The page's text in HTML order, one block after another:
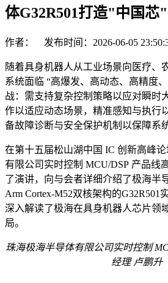
体G32R501打造"中国芯
作者： 发布时间：2026-06-05
随着具身机器人从工业场景向医疗、
系统面临 “高爆发、高动态、高精度
战：需支持复杂控制策略以应对瞬时
作以适应动态场景，精准感知与执行
备故障诊断与安全保护机制以保障系
在第十五届松山湖中国 IC 创新高峰
有限公司实时控制 MCU/DSP 产品线
了演讲，向与会者详细介绍了极海半
Arm Cortex-M52双核架构的G32R501
深入解读了极海在具身机器人芯片领
局。
珠海极海半导体有限公司实时控制
经理 卢鹏升